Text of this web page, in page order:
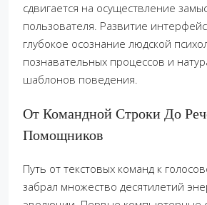
сдвигается на осуществление
пользователя. Развитие
глубокое осознание людской
познавательных процессов и
шаблонов поведения.
От Командной Строки До
Помощников
Путь от текстовых команд к
забрал множество десятилетий